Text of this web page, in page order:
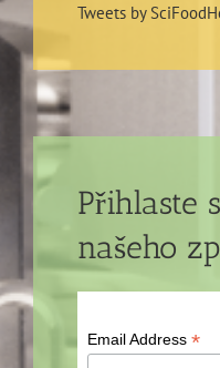
Tweets by
Přihlaste
našeho
Email Address*